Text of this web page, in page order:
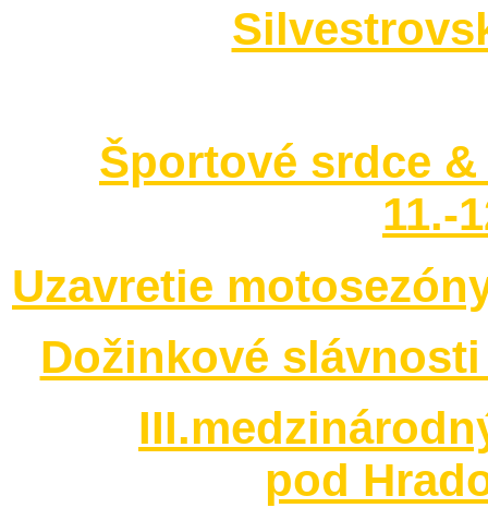
Športové srdce
11.-
Uzavretie
Dožinkové slávnosti
pod